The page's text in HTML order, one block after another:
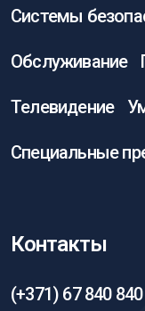
Системы
Обслуживание
Телевидение
Специальные
Контакты
(+371) 67 840 840